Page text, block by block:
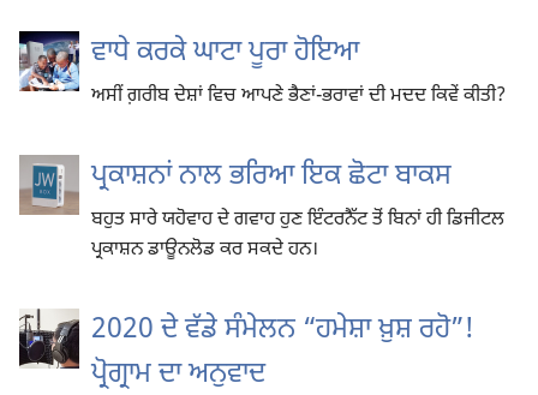
ਵਾਧੇ ਕਰਕੇ ਘਾਟਾ ਪੂਰਾ ਹੋਇਆ
ਅਸੀਂ ਗ਼ਰੀਬ ਦੇਸ਼ਾਂ ਵਿਚ ਆਪਣੇ ਭੈਣਾਂ-ਭਰਾਵਾਂ ਦੀ ਮਦਦ ਕਿਵੇਂ ਕੀਤੀ?
ਪ੍ਰਕਾਸ਼ਨਾਂ ਨਾਲ ਭਰਿਆ ਇਕ ਛੋਟਾ ਬਾਕਸ
ਬਹੁਤ ਸਾਰੇ ਯਹੋਵਾਹ ਦੇ ਗਵਾਹ ਹੁਣ ਇੰਟਰਨੈੱਟ ਤੋਂ ਬਿਨਾਂ ਹੀ ਡਿਜੀਟਲ
ਪ੍ਰਕਾਸ਼ਨ ਡਾਊਨਲੋਡ ਕਰ ਸਕਦੇ ਹਨ।
2020 ਦੇ ਵੱਡੇ ਸੰਮੇਲਨ “ਹਮੇਸ਼ਾ ਖ਼ੁਸ਼ ਰਹੋ”!
ਪ੍ਰੋਗ੍ਰਾਮ ਦਾ ਅਨੁਵਾਦ